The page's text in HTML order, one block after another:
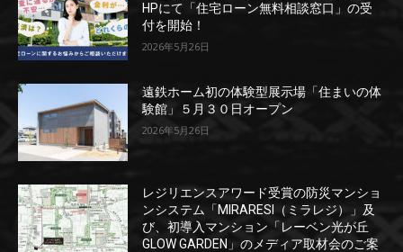
HPにて「住宅ローン無料相談窓口」の受
付を開始！
2026年5月26日
遠鉄ホーム初の体験型展示場「住まいの体
験館」５月３０日オープン
2026年5月26日
レジリエンスアワード受賞の防災マンショ
ンシステム「MIRARESI（ミラレジ）」及
び、初導入マンション「レーベン光が丘
GLOW GARDEN」のメディア取材会のご案